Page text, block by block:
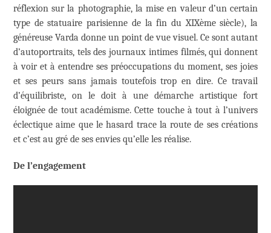
réflexion sur la photographie, la mise en valeur d’un certain
type de statuaire parisienne de la fin du XIXème siècle), la
généreuse Varda donne un point de vue visuel. Ce sont autant
d’autoportraits, tels des journaux intimes filmés, qui donnent
à voir et à entendre ses préoccupations du moment, ses joies
et ses peurs sans jamais toutefois trop en dire. Ce travail
d’équilibriste, on le doit à une démarche artistique fort
éloignée de tout académisme. Cette touche à tout à l’univers
éclectique aime que le hasard trace la route de ses créations
et c’est au gré de ses envies qu’elle les réalise.
De l’engagement